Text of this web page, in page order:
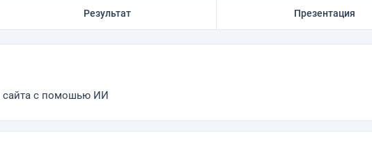
Результат Презентация
сайта с помошью ИИ